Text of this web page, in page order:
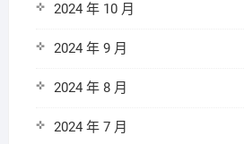
2024 年 10 月
2024 年 9 月
2024 年 8 月
2024 年 7 月